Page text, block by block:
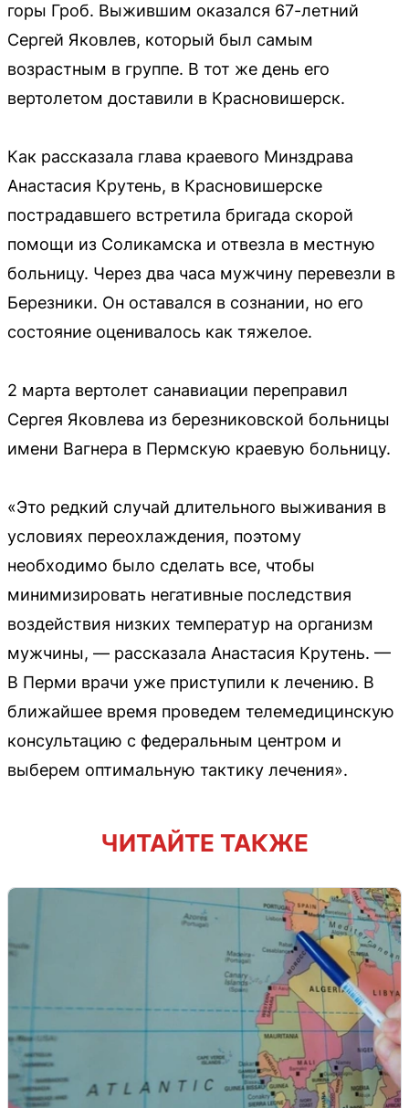
горы Гроб. Выжившим оказался 67-летний
Сергей Яковлев, который был самым
возрастным в группе. В тот же день его
вертолетом доставили в Красновишерск.
Как рассказала глава краевого Минздрава
Анастасия Крутень, в Красновишерске
пострадавшего встретила бригада скорой
помощи из Соликамска и отвезла в местную
больницу. Через два часа мужчину перевезли в
Березники. Он оставался в сознании, но его
состояние оценивалось как тяжелое.
2 марта вертолет санавиации переправил
Сергея Яковлева из березниковской больницы
имени Вагнера в Пермскую краевую больницу.
«Это редкий случай длительного выживания в
условиях переохлаждения, поэтому
необходимо было сделать все, чтобы
минимизировать негативные последствия
воздействия низких температур на организм
мужчины, — рассказала Анастасия Крутень. —
В Перми врачи уже приступили к лечению. В
ближайшее время проведем телемедицинскую
консультацию с федеральным центром и
выберем оптимальную тактику лечения».
ЧИТАЙТЕ ТАКЖЕ